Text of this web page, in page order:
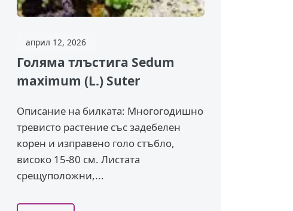
април 12, 2026
Голяма тлъстига Sedum
maximum (L.) Suter
Описание на билката: Многогодишно
тревисто растение със задебелен
корен и изправено го­ло стъбло,
високо 15-80 см. Листата
срещуположни,...